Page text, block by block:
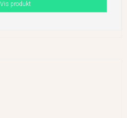
Vis produkt